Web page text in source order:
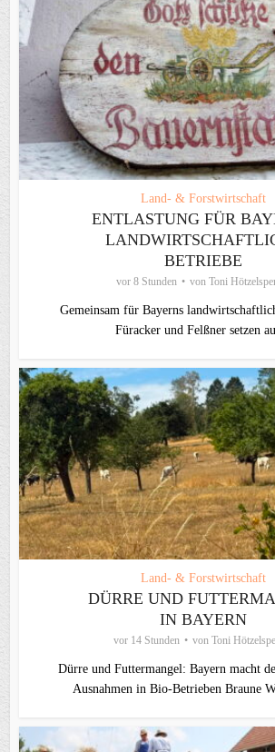
Land- & Forstwirtschaft
ENTLASTUNG FÜR
BETRIEBE
vor 8 Stunden von Toni
Gemeinsam für Bayerns
Füracker und Felßner setzen
Land- & Forstwirtschaft
DÜRRE UND
IN BAYERN
vor 14 Stunden von Toni
Dürre und Futtermangel: Bayern macht
Ausnahmen in Bio-Betrieben Braune